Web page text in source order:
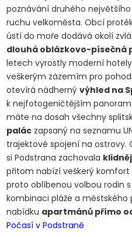
poznávání druhého
ruchu velkoměsta. Obcí
ústí do moře dodává okolí
dlouhá oblázkovo-písečná
letech vyrostly moderní
veškerým zázemím pro
otevírá nádherný výhled na
k nejfotogeničtějším
máte na dosah všechny
paláczapsaný na seznamu
trajektové spojení na ostrovy.
si Podstrana zachovala
přitom nabízí veškerý komfort
proto oblíbenou volbou rodin
kombinaci pláže a městského
nabídku apartmánů přímo
Počasí v Podstraně